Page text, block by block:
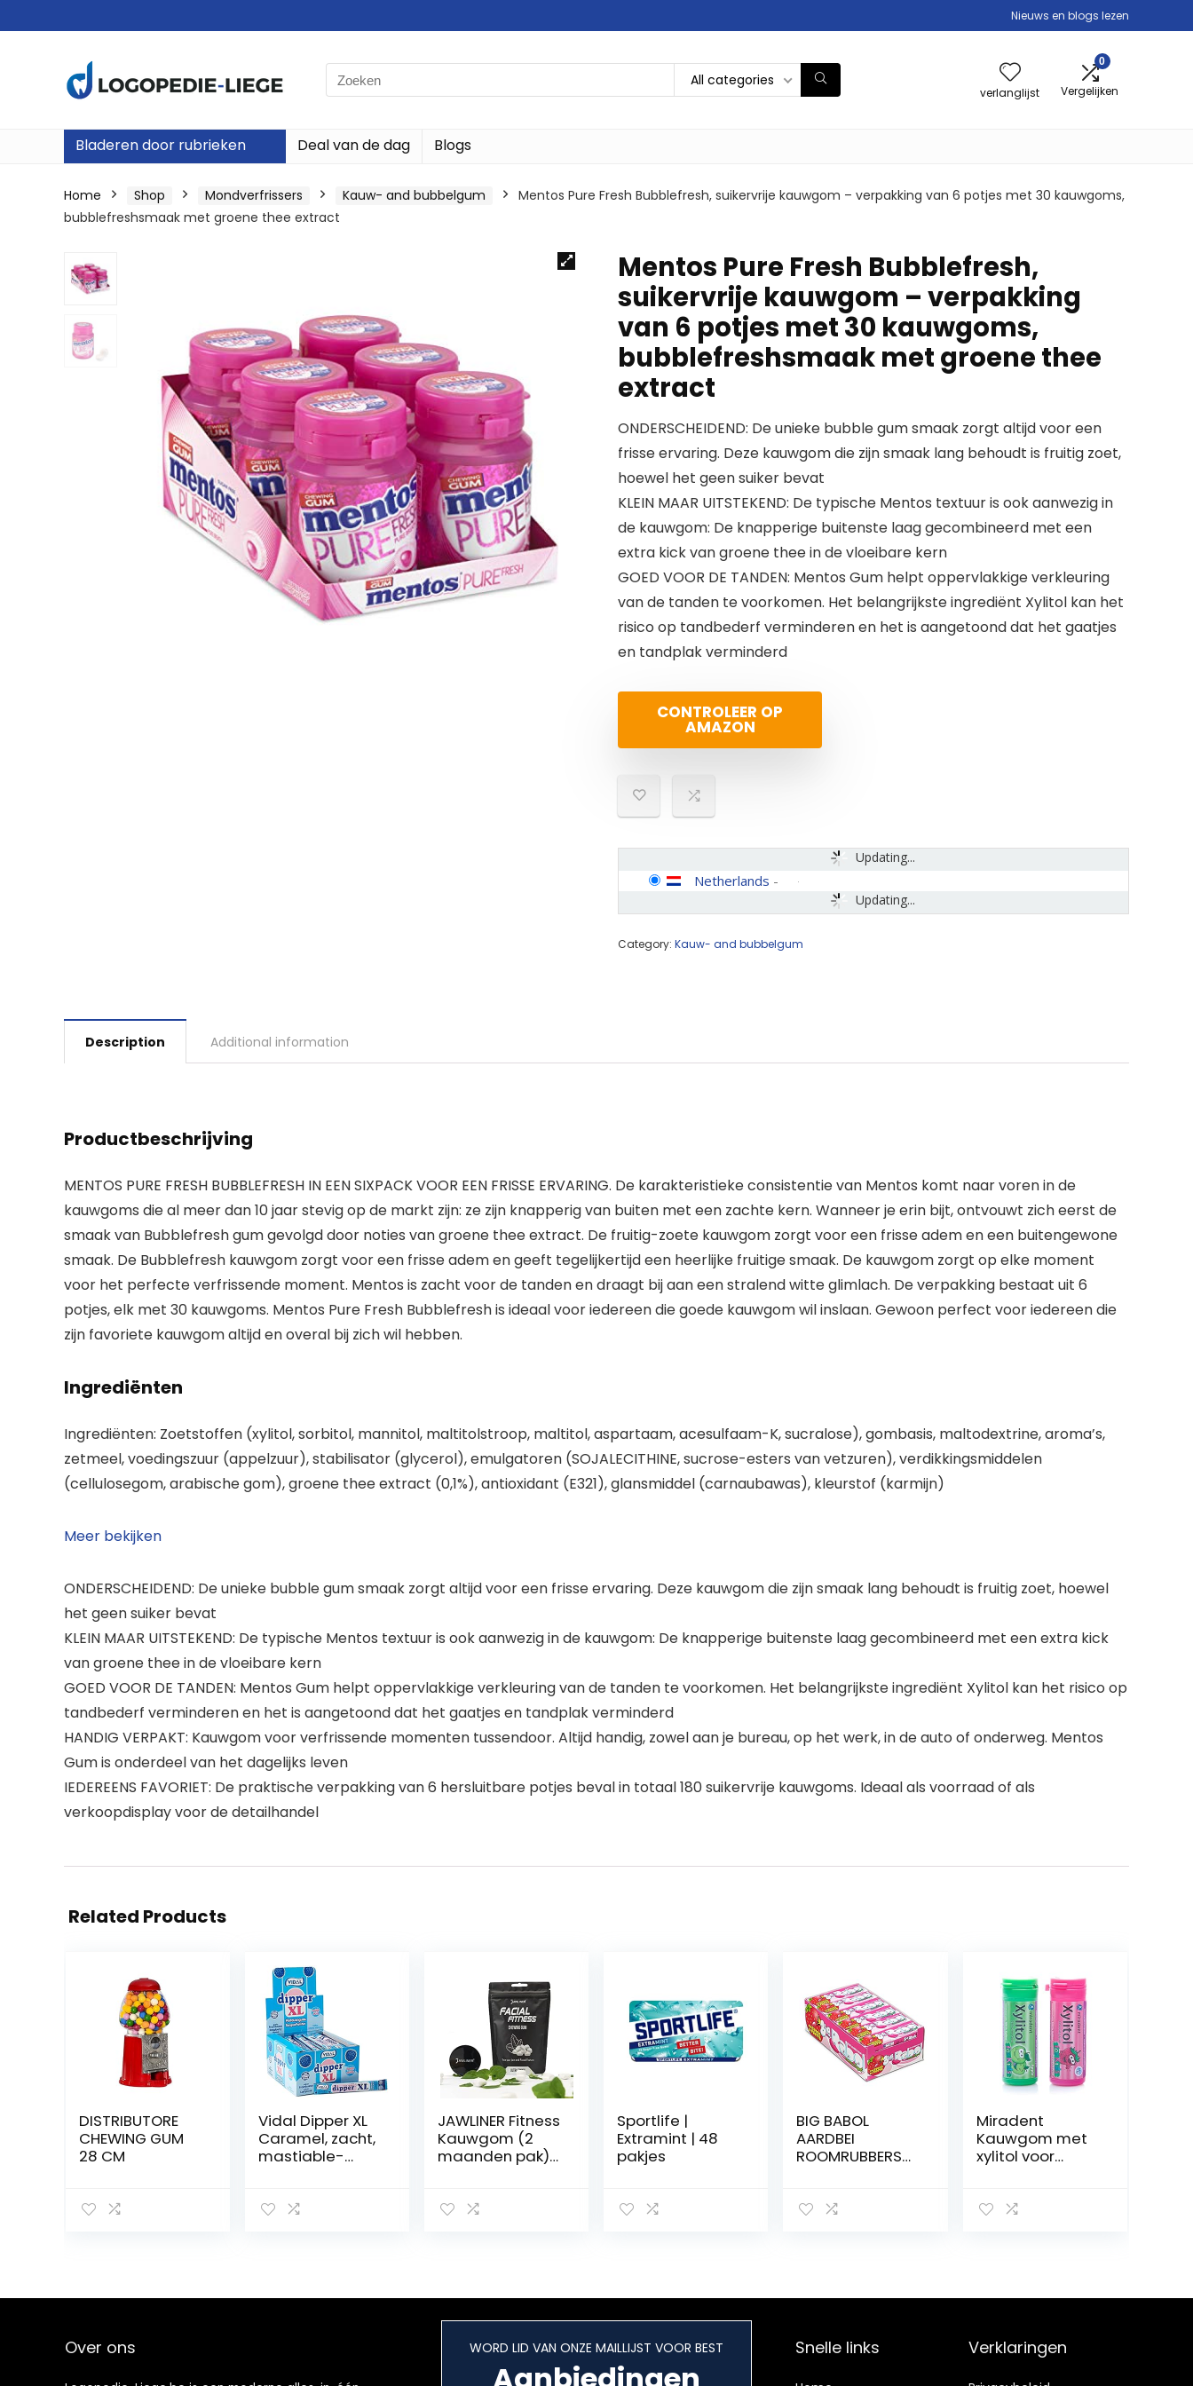
Nieuws en blogs lezen
Search
for:
All categories
verlanglijst
0
Vergelijken
Bladeren door rubrieken Deal van de dag Blogs
Home Shop Mondverfrissers Kauw- and bubbelgum
Mentos Pure Fresh Bubblefresh, suikervrije kauwgom – verpakking van 6 potjes met 30 kauwgoms,
bubblefreshsmaak met groene thee extract
Mentos Pure Fresh Bubblefresh,
suikervrije kauwgom – verpakking
van 6 potjes met 30 kauwgoms,
bubblefreshsmaak met groene thee
extract
ONDERSCHEIDEND: De unieke bubble gum smaak zorgt altijd voor een
frisse ervaring. Deze kauwgom die zijn smaak lang behoudt is fruitig zoet,
hoewel het geen suiker bevat
KLEIN MAAR UITSTEKEND: De typische Mentos textuur is ook aanwezig in
de kauwgom: De knapperige buitenste laag gecombineerd met een
extra kick van groene thee in de vloeibare kern
GOED VOOR DE TANDEN: Mentos Gum helpt oppervlakkige verkleuring
van de tanden te voorkomen. Het belangrijkste ingrediënt Xylitol kan het
risico op tandbederf verminderen en het is aangetoond dat het gaatjes
en tandplak verminderd
CONTROLEER OP
AMAZON
Updating...
Updating...
Netherlands -
Category: Kauw- and bubbelgum
Description Additional information
Productbeschrijving
MENTOS PURE FRESH BUBBLEFRESH IN EEN SIXPACK VOOR EEN FRISSE ERVARING. De karakteristieke consistentie van Mentos komt naar voren in de
kauwgoms die al meer dan 10 jaar stevig op de markt zijn: ze zijn knapperig van buiten met een zachte kern. Wanneer je erin bijt, ontvouwt zich eerst de
smaak van Bubblefresh gum gevolgd door noties van groene thee extract. De fruitig-zoete kauwgom zorgt voor een frisse adem en een buitengewone
smaak. De Bubblefresh kauwgom zorgt voor een frisse adem en geeft tegelijkertijd een heerlijke fruitige smaak. De kauwgom zorgt op elke moment
voor het perfecte verfrissende moment. Mentos is zacht voor de tanden en draagt bij aan een stralend witte glimlach. De verpakking bestaat uit 6
potjes, elk met 30 kauwgoms. Mentos Pure Fresh Bubblefresh is ideaal voor iedereen die goede kauwgom wil inslaan. Gewoon perfect voor iedereen die
zijn favoriete kauwgom altijd en overal bij zich wil hebben.
Ingrediënten
Ingrediënten: Zoetstoffen (xylitol, sorbitol, mannitol, maltitolstroop, maltitol, aspartaam, acesulfaam-K, sucralose), gombasis, maltodextrine, aroma’s,
zetmeel, voedingszuur (appelzuur), stabilisator (glycerol), emulgatoren (SOJALECITHINE, sucrose-esters van vetzuren), verdikkingsmiddelen
(cellulosegom, arabische gom), groene thee extract (0,1%), antioxidant (E321), glansmiddel (carnaubawas), kleurstof (karmijn)
Meer bekijken
ONDERSCHEIDEND: De unieke bubble gum smaak zorgt altijd voor een frisse ervaring. Deze kauwgom die zijn smaak lang behoudt is fruitig zoet, hoewel
het geen suiker bevat
KLEIN MAAR UITSTEKEND: De typische Mentos textuur is ook aanwezig in de kauwgom: De knapperige buitenste laag gecombineerd met een extra kick
van groene thee in de vloeibare kern
GOED VOOR DE TANDEN: Mentos Gum helpt oppervlakkige verkleuring van de tanden te voorkomen. Het belangrijkste ingrediënt Xylitol kan het risico op
tandbederf verminderen en het is aangetoond dat het gaatjes en tandplak verminderd
HANDIG VERPAKT: Kauwgom voor verfrissende momenten tussendoor. Altijd handig, zowel aan je bureau, op het werk, in de auto of onderweg. Mentos
Gum is onderdeel van het dagelijks leven
IEDEREENS FAVORIET: De praktische verpakking van 6 hersluitbare potjes beval in totaal 180 suikervrije kauwgoms. Ideaal als voorraad of als
verkoopdisplay voor de detailhandel
Related Products
DISTRIBUTORE
CHEWING GUM
28 CM
Vidal Dipper XL
Caramel, zacht,
mastiable-
blauw, 100 stuks
JAWLINER Fitness
Kauwgom (2
maanden pak)
oefeningen en
Sportlife |
Extramint | 48
pakjes
BIG BABOL
AARDBEI
ROOMRUBBERS
Miradent
Kauwgom met
xylitol voor
Over ons WORD LID VAN ONZE MAILLIJST VOOR BEST Snelle links Verklaringen